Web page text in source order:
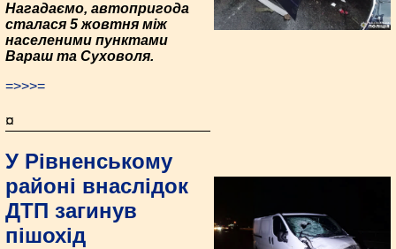
Нагадаємо, автопригода
сталася 5 жовтня між
населеними пунктами
Вараш та Суховоля.
=>>>=
¤
У Рівненському
районі внаслідок
ДТП загинув
пішохід